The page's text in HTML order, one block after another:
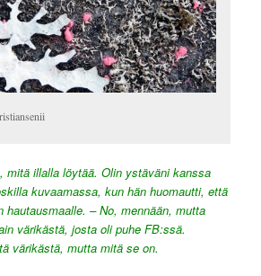
mitä illalla löytää. Olin ystäväni kanssa
kuvaamassa, kun hän huomautti, että
hautausmaalle. – No, mennään, mutta
värikästä, josta oli puhe FB:ssä.
värikästä, mutta mitä se on.